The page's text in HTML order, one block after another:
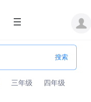
三年级
四年级